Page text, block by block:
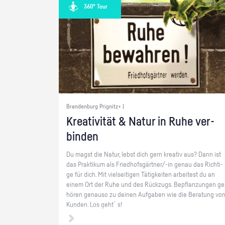
360° Tour
Brandenburg Prignitz+ |
Krea­ti­vi­tät & Natur in Ruhe ver­
bin­den
Du magst die Natur, lebst dich gern krea­tiv aus? Dann ist
das Prak­ti­kum als Fried­hofs­gärt­ner/-in genau das Rich­ti­
ge für dich. Mit viel­sei­ti­gen Tä­tig­kei­ten ar­bei­test du an
einem Ort der Ruhe und des Rück­zugs. Be­pflan­zun­gen
hö­ren ge­nau­so zu dei­nen Auf­ga­ben wie die Be­ra­tung von
Kun­den. Los geht´s!